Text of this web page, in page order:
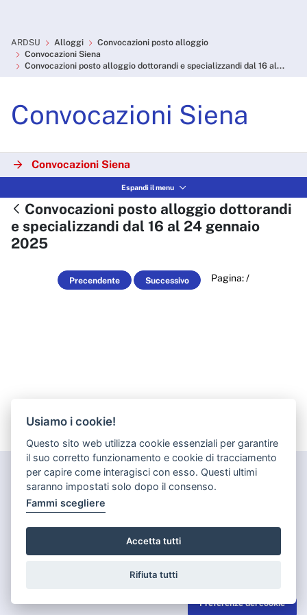
Convocazioni posto
ARDSU Alloggi
Convocazioni posto alloggio
Convocazioni Siena
Convocazioni posto alloggio dottorandi e specializzandi dal 16 al...
Convocazioni Siena
Convocazioni Siena
Convocazioni scadute Siena
Espandi il menu
Convocazioni posto alloggio dottorandi
e specializzandi dal 16 al 24 gennaio
2025
Precendente Successivo Pagina:/
Usiamo i cookie!
Questo sito web utilizza cookie essenziali per garantire
il suo corretto funzionamento e cookie di tracciamento
per capire come interagisci con esso. Questi ultimi
saranno impostati solo dopo il consenso.
Fammi scegliere
Accetta tutti
Rifiuta tutti